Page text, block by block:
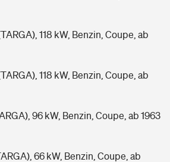
118 kW, Benzin, Coupe, ab
118 kW, Benzin, Coupe, ab
96 kW, Benzin, Coupe, ab 1963
66 kW, Benzin, Coupe, ab